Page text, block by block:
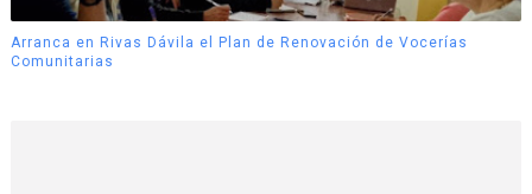
Arranca en Rivas Dávila el Plan de Renovación de Vocerías
Comunitarias